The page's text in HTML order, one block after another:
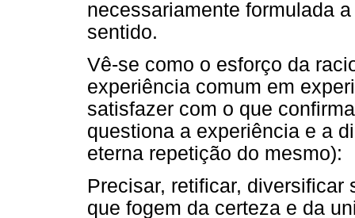
necessariamente formulada
sentido.
Vê-se como o esforço da
experiência comum em
satisfazer com o que
questiona a experiência e a
eterna repetição do mesmo):
Precisar, retificar,
que fogem da certeza e da